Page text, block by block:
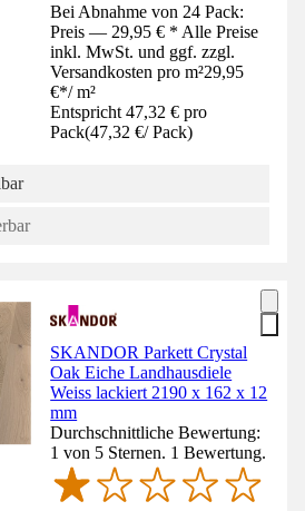
Bei Abnahme von 24 Pack:
Preis — 29,95 € * Alle Preise
inkl. MwSt. und ggf. zzgl.
Versandkosten pro m²29,95
€*/ m²
Entspricht 47,32 € pro
Pack(47,32 €/ Pack)
SKANDOR Parkett Crystal
Oak Eiche Landhausdiele
Weiss lackiert 2190 x 162 x 12
mm
Durchschnittliche Bewertung:
1 von 5 Sternen. 1 Bewertung.